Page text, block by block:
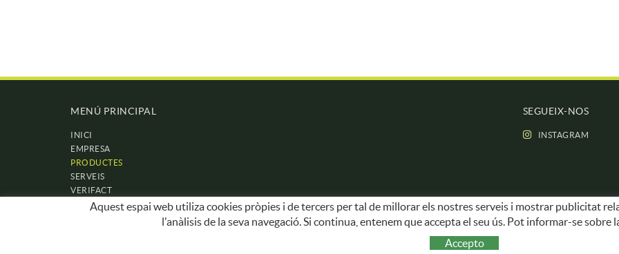
MENÚ PRINCIPAL
INICI
EMPRESA
PRODUCTES
SERVEIS
VERIFACT
CONTACTE
SEGUEIX-NOS
INSTAGRAM
Aquest espai web utiliza cookies pròpies i de tercers per tal de millorar els nostres serveis i mostrar publicitat
l'anàlisis de la seva navegació. Si continua, entenem que accepta el seu ús. Pot informar-se
Accepto